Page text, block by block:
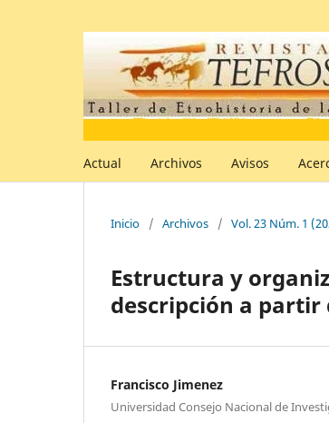
Actual Archivos Avisos
Inicio / Archivos / Vol. 23 Núm. 1
Estructura y
descripción a
Francisco Jimenez
Universidad Consejo Nacional de